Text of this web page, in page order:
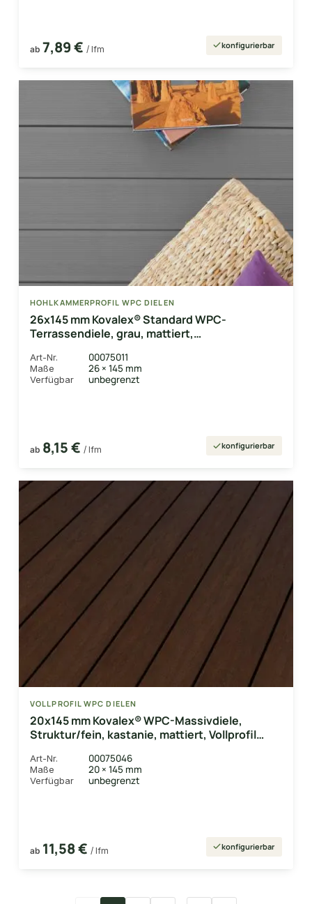
ab 7,89 € / lfm konfigurierbar
HOHLKAMMERPROFIL WPC DIELEN
26x145 mm Kovalex® Standard WPC-
Terrassendiele, grau, mattiert,
Profil: grob/fein
Art-Nr. 00075011
Maße 26 × 145 mm
Verfügbar unbegrenzt
ab 8,15 € / lfm konfigurierbar
VOLLPROFIL WPC DIELEN
20x145 mm Kovalex® WPC-Massivdiele,
Struktur/fein, kastanie, mattiert, Vollprofil
Art-Nr. 00075046
Maße 20 × 145 mm
Verfügbar unbegrenzt
ab 11,58 € / lfm konfigurierbar